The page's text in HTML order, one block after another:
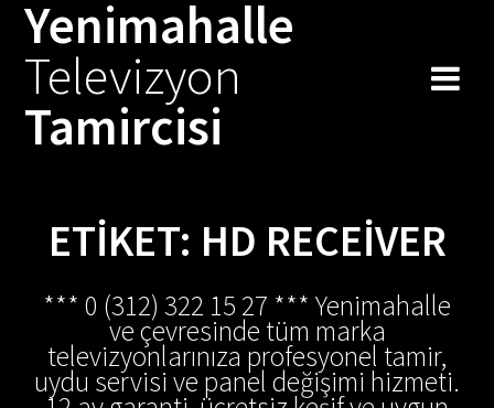
Skip
to
Yenimahalle
Televizyon
Tamircisi
ETIKET: HD RECEIVER
*** 0 (312) 322 15 27 *** Yenimahalle
ve çevresinde tüm marka
televizyonlarınıza profesyonel tamir,
uydu servisi ve panel değişimi hizmeti.